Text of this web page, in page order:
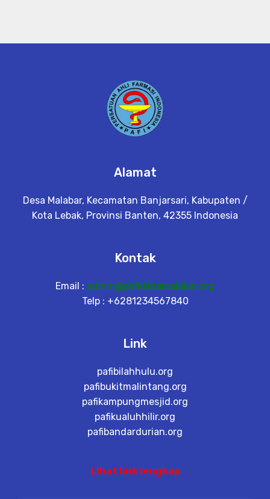
Alamat
Desa Malabar, Kecamatan Banjarsari, Kabupaten /
Kota Lebak, Provinsi Banten, 42355 Indonesia
Kontak
Email : admin@pafidesamalabar.org
Telp : +6281234567840
Link
pafibilahhulu.org
pafibukitmalintang.org
pafikampungmesjid.org
pafikualuhhilir.org
pafibandardurian.org
Lihat link lengkap